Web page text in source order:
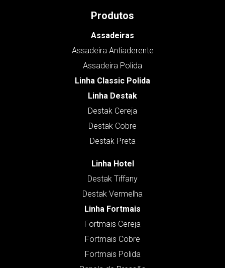
Produtos
Assadeiras
Assadeira Antiaderente
Assadeira Polida
Linha Classic Polida
Linha Destak
Destak Cereja
Destak Cobre
Destak Preta
Linha Hotel
Destak Tiffany
Destak Vermelha
Linha Fortmais
Fortmais Cereja
Fortmais Cobre
Fortmais Polida